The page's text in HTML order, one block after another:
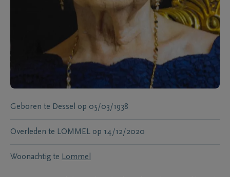
Geboren te Dessel op 05/03/1938
Overleden te LOMMEL op 14/12/2020
Woonachtig te Lommel